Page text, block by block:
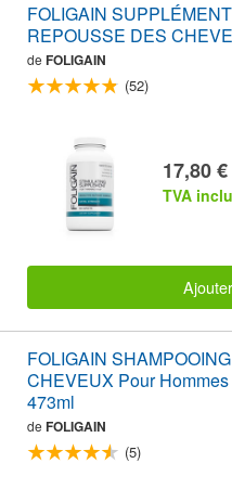
FOLIGAIN
REPOUSSE DES
de FOLIGAIN
(52)
17,80 €
TVA
FOLIGAIN
CHEVEUX Pour
473ml
de FOLIGAIN
(5)